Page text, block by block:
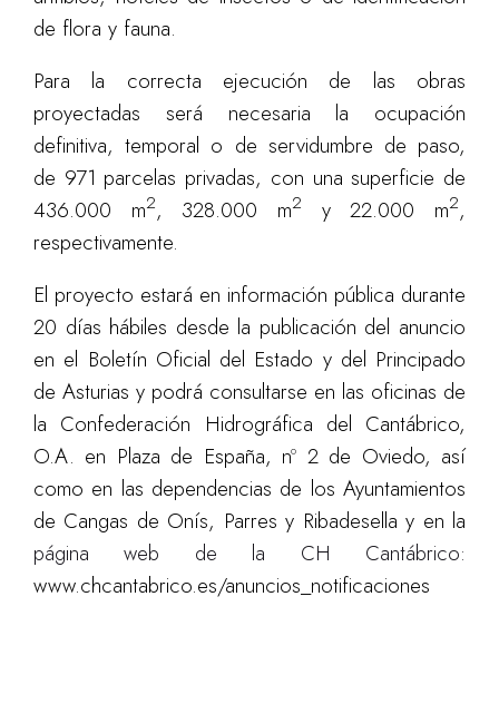
de flora y fauna.
Para la correcta ejecución de las obras
proyectadas será necesaria la ocupación
definitiva, temporal o de servidumbre de paso,
de 971 parcelas privadas, con una superficie de
436.000 m2, 328.000 m2 y 22.000 m2,
respectivamente.
El proyecto estará en información pública durante
20 días hábiles desde la publicación del anuncio
en el Boletín Oficial del Estado y del Principado
de Asturias y podrá consultarse en las oficinas de
la Confederación Hidrográfica del Cantábrico,
O.A. en Plaza de España, nº 2 de Oviedo, así
como en las dependencias de los Ayuntamientos
de Cangas de Onís, Parres y Ribadesella y en la
página web de la CH Cantábrico:
www.chcantabrico.es/anuncios_notificaciones